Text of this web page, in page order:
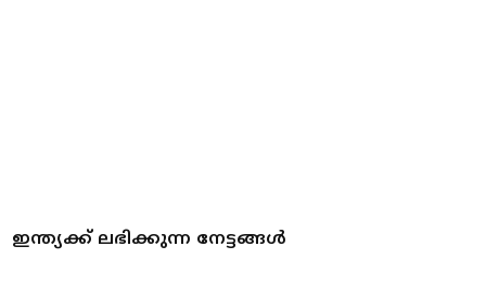
ഇന്ത്യക്ക് ലഭിക്കുന്ന നേട്ടങ്ങൾ